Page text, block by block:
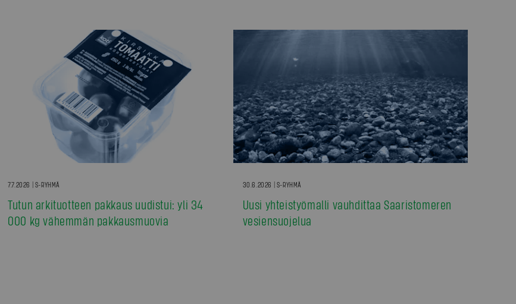
7.7.2026 | S-RYHMÄ
Tutun arkituotteen pakkaus uudistui: yli 34
000 kg vähemmän pakkausmuovia
30.6.2026 | S-RYHMÄ
Uusi yhteistyömalli vauhdittaa Saaristomeren
vesiensuojelua